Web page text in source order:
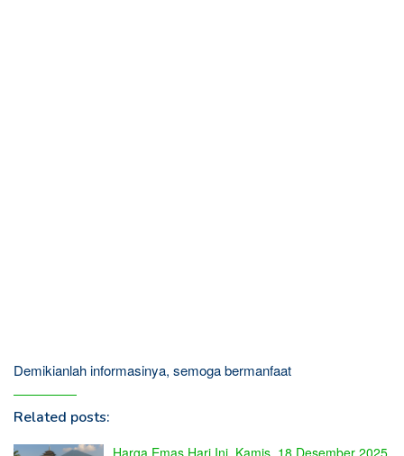
Demikianlah informasinya, semoga bermanfaat
Related posts:
Harga Emas Hari Ini, Kamis, 18 Desember 2025